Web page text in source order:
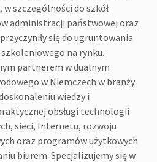
szczególności do szkół
administracji państwowej oraz
się do ugruntowania
na rynku.
partnerem w dualnym
w Niemczech w branży
wiedzy i
obsługi technologii
sieci, Internetu, rozwoju
oraz programów użytkowych
biurem. Specjalizujemy się w